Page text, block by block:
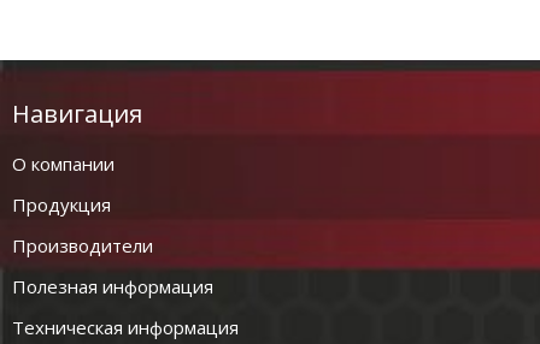
Навигация
О компании
Продукция
Производители
Полезная информация
Техническая информация